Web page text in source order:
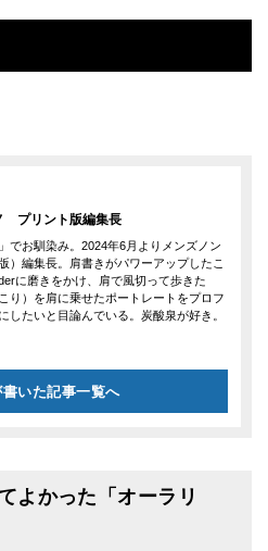
プリント版編集長
でお馴染み。2024年6月よりメンズノン
）編集長。肩書きがパワーアップしたこ
に磨きをかけ、肩で風切って歩きた
り）を肩に乗せたポートレートをプロフ
したいと目論んでいる。炭酸泉が好き。
書いた記事一覧へ
よかった「オーラリ